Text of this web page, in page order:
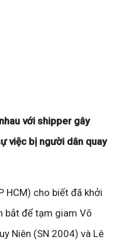
với shipper gây
việc bị người dân quay
HCM) cho biết đã khởi
bắt để tạm giam Võ
Niên (SN 2004) và Lê